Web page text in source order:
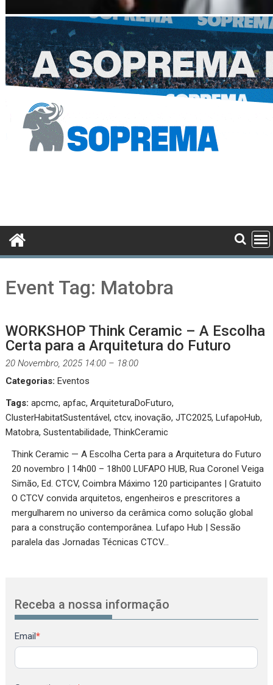
Event Tag: Matobra
WORKSHOP Think Ceramic – A Escolha
Certa para a Arquitetura do Futuro
20 Novembro, 2025 14:00 – 18:00
Categorias: Eventos
Tags: apcmc,apfac,ArquiteturaDoFuturo,
ClusterHabitatSustentável,ctcv,inovação,JTC2025,LufapoHub,
Matobra,Sustentabilidade,ThinkCeramic
Think Ceramic — A Escolha Certa para a Arquitetura do Futuro
20 novembro | 14h00 – 18h00 LUFAPO HUB, Rua Coronel Veiga
Simão, Ed. CTCV, Coimbra Máximo 120 participantes | Gratuito
O CTCV convida arquitetos, engenheiros e prescritores a
mergulharem no universo da cerâmica como solução global
para a construção contemporânea. Lufapo Hub | Sessão
paralela das Jornadas Técnicas CTCV…
Receba a nossa informação
Newsletter
Email*